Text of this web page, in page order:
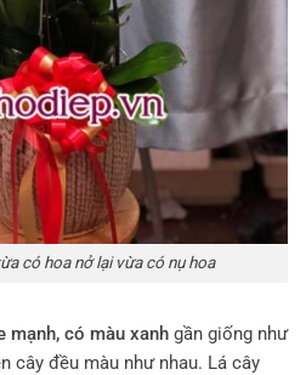
có hoa nở lại vừa có nụ hoa
mạnh, có màu xanh gần giống như
cây đều màu như nhau. Lá cây